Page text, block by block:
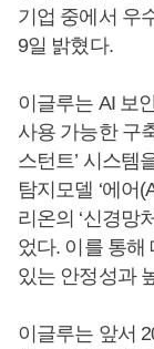
기업 중에서 우
9일 밝혔다.
이글루는 AI 보
사용 가능한 구
스턴트’ 시스템
탐지모델 ‘에어
리온의 ‘신경망
었다. 이를 통해
있는 안정성과
이글루는 앞서